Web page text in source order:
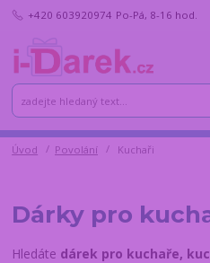
+420 603920974 Po-Pá, 8-16 hod.
Úvod Povolání Kuchaři
Dárky pro
Hledáte dárek pro kuchaře,